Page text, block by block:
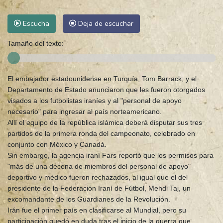
Escucha Deja de escuchar
Tamaño del texto:
El embajador estadounidense en Turquía, Tom Barrack, y el
Departamento de Estado anunciaron que les fueron otorgados
visados a los futbolistas iraníes y al "personal de apoyo
necesario" para ingresar al país norteamericano.
Allí el equipo de la república islámica deberá disputar sus tres
partidos de la primera ronda del campeonato, celebrado en
conjunto con México y Canadá.
Sin embargo, la agencia iraní Fars reportó que los permisos para
"más de una decena de miembros del personal de apoyo"
deportivo y médico fueron rechazados, al igual que el del
presidente de la Federación Iraní de Fútbol, Mehdi Taj, un
excomandante de los Guardianes de la Revolución.
Irán fue el primer país en clasificarse al Mundial, pero su
participación quedó en duda tras el inicio de la guerra que